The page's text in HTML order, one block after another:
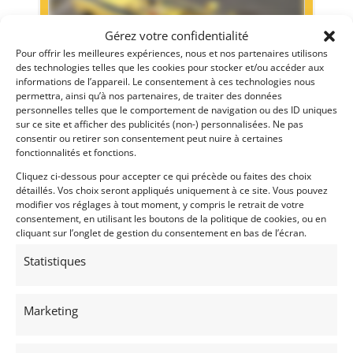
Gérez votre confidentialité
Pour offrir les meilleures expériences, nous et nos partenaires utilisons
des technologies telles que les cookies pour stocker et/ou accéder aux
informations de l’appareil. Le consentement à ces technologies nous
permettra, ainsi qu’à nos partenaires, de traiter des données
personnelles telles que le comportement de navigation ou des ID uniques
sur ce site et afficher des publicités (non-) personnalisées. Ne pas
consentir ou retirer son consentement peut nuire à certaines
fonctionnalités et fonctions.
Cliquez ci-dessous pour accepter ce qui précède ou faites des choix
détaillés. Vos choix seront appliqués uniquement à ce site. Vous pouvez
modifier vos réglages à tout moment, y compris le retrait de votre
consentement, en utilisant les boutons de la politique de cookies, ou en
cliquant sur l’onglet de gestion du consentement en bas de l’écran.
Statistiques
Marketing
6
CHEVRON B19 (1971)
CHESTER (ETATS-UNIS (USA))
8 novembre 2018
3 065 vues
Vends Chevron B19 de 1971. Châssis N° 71-29. Historique en
course et en période connu. Très bel historique en
compétition aux Etats unis depuis plus de 20 ans. Très bon